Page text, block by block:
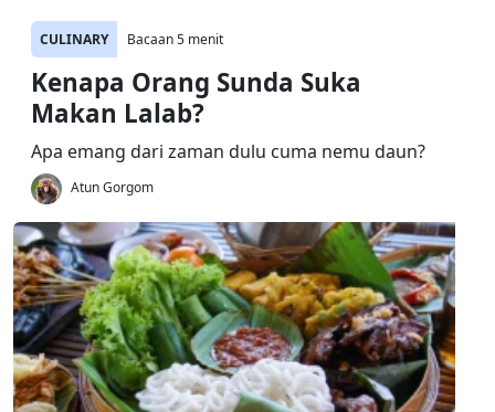
CULINARY Bacaan 5 menit
Kenapa Orang Sunda Suka
Makan Lalab?
Apa emang dari zaman dulu cuma nemu daun?
Atun Gorgom